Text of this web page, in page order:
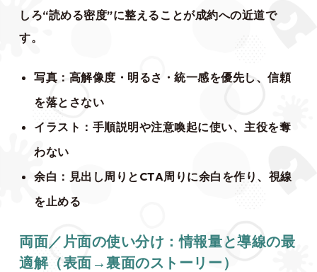
しろ“読める密度”に整えることが成約への近道で
す。
写真：高解像度・明るさ・統一感を優先し、信頼
を落とさない
イラスト：手順説明や注意喚起に使い、主役を奪
わない
余白：見出し周りとCTA周りに余白を作り、視線
を止める
両面／片面の使い分け：情報量と導線の最
適解（表面→裏面のストーリー）